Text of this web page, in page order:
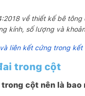
về thiết kế bê
kính, số lượng và
liên kết cứng trong
trong cột
cột nên là bao